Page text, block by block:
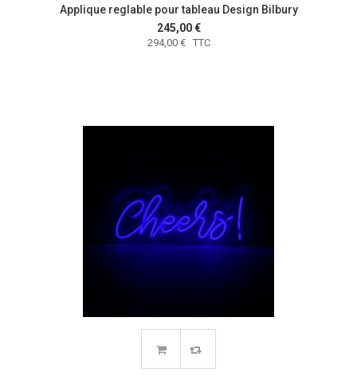
Applique reglable pour tableau Design Bilbury
245,00 €
294,00 € TTC